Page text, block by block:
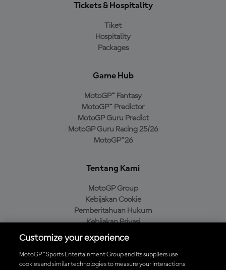
Tickets & Hospitality
Tiket
Hospitality
Packages
Game Hub
MotoGP™ Fantasy
MotoGP™ Predictor
MotoGP Guru Predict
MotoGP Guru Racing 25/26
MotoGP™26
Tentang Kami
MotoGP Group
Kebijakan Cookie
Pemberitahuan Hukum
Kebijakan Privasi
Kebijakan Pembelian
Customize your experience
MotoGP™ Sports Entertainment Group and its suppliers use
cookies and similar technologies to measure your interactions